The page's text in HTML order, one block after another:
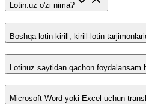
Lotin.uz o'zi nima?
Boshqa lotin-kirill, kirill-lotin
Lotinuz saytidan qachon foydalansam
Microsoft Word yoki Excel uchun